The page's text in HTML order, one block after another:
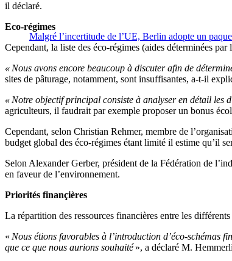
il déclaré.
Malgré l’incertitude de l’UE, Berlin adopte un
Eco-régimes
Cependant, la liste des éco-régimes (aides déterminées
« Nous avons encore beaucoup à discuter afin de
sites de pâturage, notamment, sont insuffisantes, a-t-il
« Notre objectif principal consiste à analyser en détail les
agriculteurs, il faudrait par exemple proposer un bonus
Cependant, selon Christian Rehmer, membre de
budget global des éco-régimes étant limité il estime qu’il
Selon Alexander Gerber, président de la Fédération de
en faveur de l’environnement.
Priorités finançières
La répartition des ressources financières entre les
« Nous étions favorables à l’introduction d’éco-schémas
que ce que nous aurions souhaité», a déclaré M.